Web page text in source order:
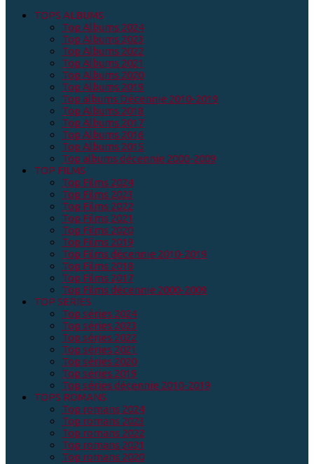
TOPS ALBUMS
Top Albums 2024
Top Albums 2023
Top Albums 2022
Top Albums 2021
Top Albums 2020
Top Albums 2019
Top albums Décennie 2010-2019
Top Albums 2018
Top Albums 2017
Top Albums 2016
Top Albums 2015
Top albums décennie 2000-2009
TOP FILMS
Top Films 2024
Top Films 2023
Top Films 2022
Top Films 2021
Top Films 2020
Top Films 2019
Top Films décennie 2010-2019
Top Films 2018
Top Films 2017
Top Films décennie 2000-2009
TOP SERIES
Top séries 2024
Top séries 2023
Top séries 2022
Top séries 2021
Top séries 2020
Top séries 2019
Top séries décennie 2010-2019
TOPS ROMANS
Top romans 2024
Top romans 2023
Top romans 2022
Top romans 2021
Top romans 2020